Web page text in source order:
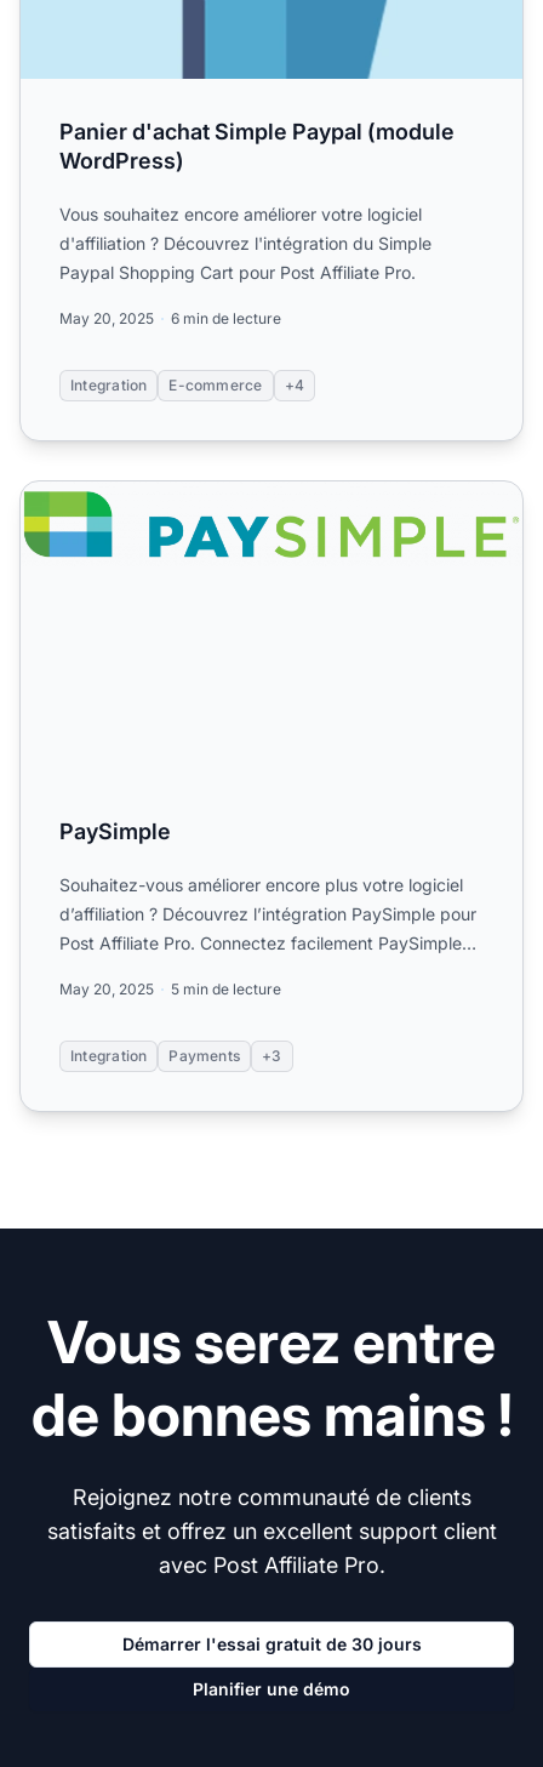
Panier d'achat Simple Paypal (module
WordPress)
Vous souhaitez encore améliorer votre logiciel
d'affiliation ? Découvrez l'intégration du Simple
Paypal Shopping Cart pour Post Affiliate Pro.
May 20, 2025 6 min de lecture
Integration E-commerce +4
PaySimple
PaySimple
Souhaitez-vous améliorer encore plus votre logiciel
d’affiliation ? Découvrez l’intégration PaySimple pour
Post Affiliate Pro. Connectez facilement PaySimple
May 20, 2025 5 min de lecture
Integration Payments +3
Vous serez entre
de bonnes mains !
Rejoignez notre communauté de clients
satisfaits et offrez un excellent support client
avec Post Affiliate Pro.
Démarrer l'essai gratuit de 30 jours
Planifier une démo